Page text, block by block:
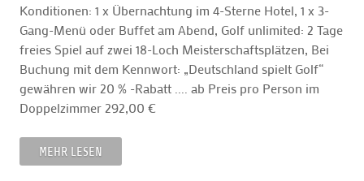
Konditionen: 1 x Übernachtung im 4-Sterne Hotel, 1 x 3-
Gang-Menü oder Buffet am Abend, Golf unlimited: 2 Tage
freies Spiel auf zwei 18-Loch Meisterschaftsplätzen, Bei
Buchung mit dem Kennwort: „Deutschland spielt Golf“
gewähren wir 20 % -Rabatt .... ab Preis pro Person im
Doppelzimmer 292,00 €
MEHR LESEN